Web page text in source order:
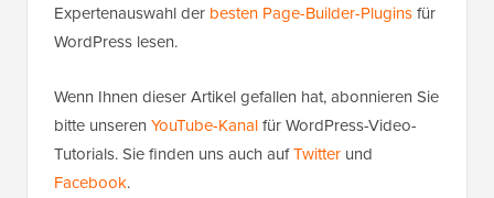
Expertenauswahl der besten Page-Builder-Pluginsfür
WordPress lesen.
Wenn Ihnen dieser Artikel gefallen hat, abonnieren Sie
bitte unseren YouTube-Kanalfür WordPress-Video-
Tutorials. Sie finden uns auch aufTwitter und
Facebook.